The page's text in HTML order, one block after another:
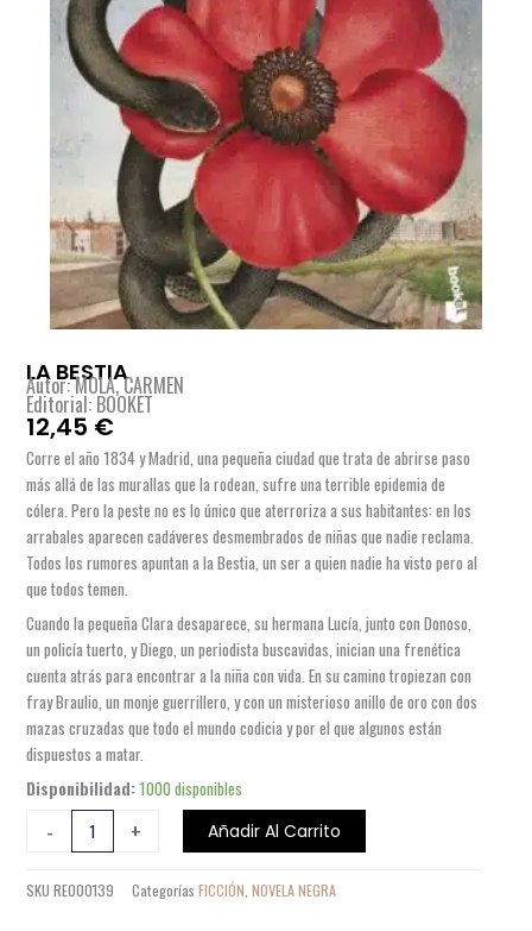
LA BESTIA
Autor: MOLA, CARMEN
Editorial: BOOKET
12,45 €
Corre el año 1834 y Madrid, una pequeña ciudad que trata de abrirse paso
más allá de las murallas que la rodean, sufre una terrible epidemia de
cólera. Pero la peste no es lo único que aterroriza a sus habitantes: en los
arrabales aparecen cadáveres desmembrados de niñas que nadie reclama.
Todos los rumores apuntan a la Bestia, un ser a quien nadie ha visto pero al
que todos temen.
Cuando la pequeña Clara desaparece, su hermana Lucía, junto con Donoso,
un policía tuerto, y Diego, un periodista buscavidas, inician una frenética
cuenta atrás para encontrar a la niña con vida. En su camino tropiezan con
fray Braulio, un monje guerrillero, y con un misterioso anillo de oro con dos
mazas cruzadas que todo el mundo codicia y por el que algunos están
dispuestos a matar.
Disponibilidad:1000 disponibles
-
LA
cantidad
+ Añadir Al Carrito
SKURE000139 Categorías FICCIÓN,NOVELA NEGRA